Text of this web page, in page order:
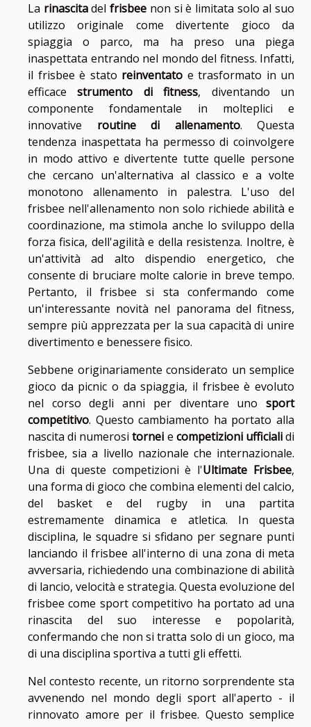
La rinascitadelfrisbee non si è limitata solo al suo
utilizzo originale come divertente gioco da
spiaggia o parco, ma ha preso una piega
inaspettata entrando nel mondo del fitness. Infatti,
il frisbee è stato reinventato e trasformato in un
efficacestrumento di fitness, diventando un
componente fondamentale in molteplici e
innovative routine di allenamento. Questa
tendenza inaspettata ha permesso di coinvolgere
in modo attivo e divertente tutte quelle persone
che cercano un'alternativa al classico e a volte
monotono allenamento in palestra. L'uso del
frisbee nell'allenamento non solo richiede abilità e
coordinazione, ma stimola anche lo sviluppo della
forza fisica, dell'agilità e della resistenza. Inoltre, è
un'attività ad alto dispendio energetico, che
consente di bruciare molte calorie in breve tempo.
Pertanto, il frisbee si sta confermando come
un'interessante novità nel panorama del fitness,
sempre più apprezzata per la sua capacità di unire
divertimento e benessere fisico.
Sebbene originariamente considerato un semplice
gioco da picnic o da spiaggia, il frisbee è evoluto
nel corso degli anni per diventare uno sport
competitivo. Questo cambiamento ha portato alla
nascita di numerositornei e competizioni ufficialidi
frisbee, sia a livello nazionale che internazionale.
Una di queste competizioni è l'Ultimate Frisbee,
una forma di gioco che combina elementi del calcio,
del basket e del rugby in una partita
estremamente dinamica e atletica. In questa
disciplina, le squadre si sfidano per segnare punti
lanciando il frisbee all'interno di una zona di meta
avversaria, richiedendo una combinazione di abilità
di lancio, velocità e strategia. Questa evoluzione del
frisbee come sport competitivo ha portato ad una
rinascita del suo interesse e popolarità,
confermando che non si tratta solo di un gioco, ma
di una disciplina sportiva a tutti gli effetti.
Nel contesto recente, un ritorno sorprendente sta
avvenendo nel mondo degli sport all'aperto - il
rinnovato amore per il frisbee. Questo semplice